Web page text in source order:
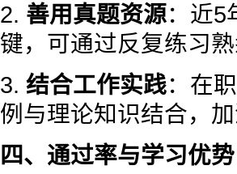
2. 善用真题资源：近5
键，可通过反复练习
3. 结合工作实践：在
例与理论知识结合，
四、通过率与学习优势